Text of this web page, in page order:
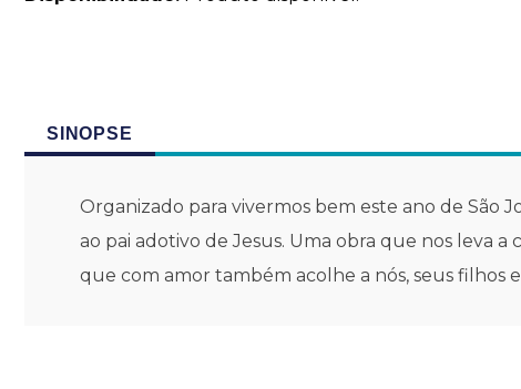
SINOPSE
Organizado para vivermos bem este ano de São
ao pai adotivo de Jesus. Uma obra que nos leva
que com amor também acolhe a nós, seus filhos